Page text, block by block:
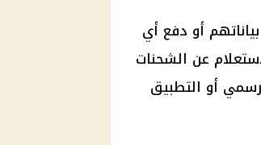
أو دفع أي
عن الشحنات
أو التطبيق